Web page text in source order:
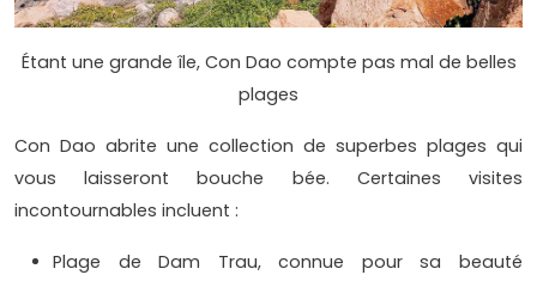
Étant une grande île, Con Dao compte pas mal de belles
plages
Con Dao abrite une collection de superbes plages qui
vous laisseront bouche bée. Certaines visites
incontournables incluent :
Plage de Dam Trau, connue pour sa beauté